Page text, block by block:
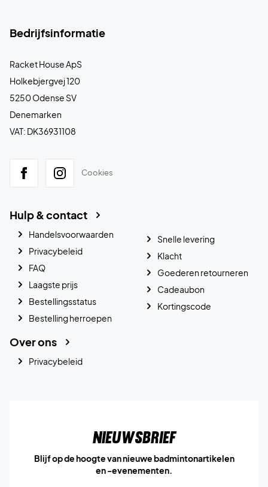
Bedrijfsinformatie
Racket House ApS
Holkebjergvej 120
5250 Odense SV
Denemarken
VAT: DK36931108
Cookies
Hulp & contact
Handelsvoorwaarden
Privacybeleid
FAQ
Laagste prijs
Bestellingsstatus
Bestelling herroepen
Snelle levering
Klacht
Goederen retourneren
Cadeaubon
Kortingscode
Over ons
Privacybeleid
Nieuwsbrief
Blijf op de hoogte van nieuwe badmintonartikelen
en -evenementen.